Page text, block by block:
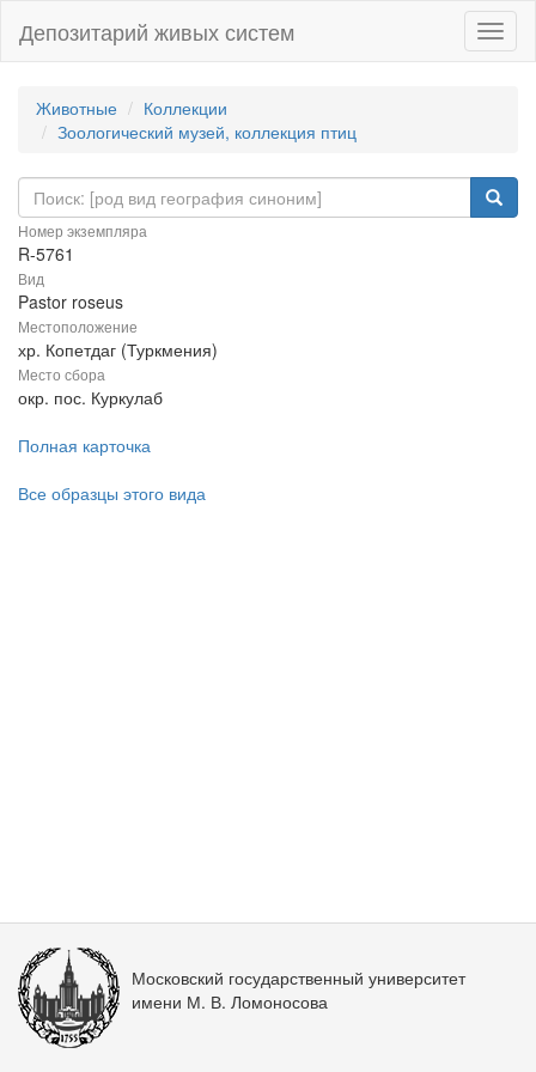
Депозитарий живых систем
Животные
Коллекции
Зоологический музей, коллекция птиц
Номер экземпляра
R-5761
Вид
Pastor roseus
Местоположение
хр. Копетдаг (Туркмения)
Место сбора
окр. пос. Куркулаб
Полная карточка
Все образцы этого вида
Московский государственный университет
имени М. В. Ломоносова